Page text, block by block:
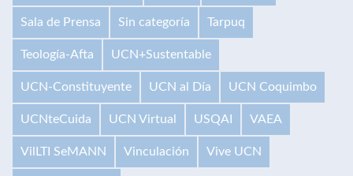
Sala de Prensa Sin categoría Tarpuq
Teología-Afta UCN+Sustentable
UCN-Constituyente UCN al Día UCN Coquimbo
UCNteCuida UCN Virtual USQAI VAEA
VilLTI SeMANN Vinculación Vive UCN